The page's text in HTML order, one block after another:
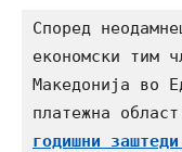
Според
економски тим
Македонија во
годишни